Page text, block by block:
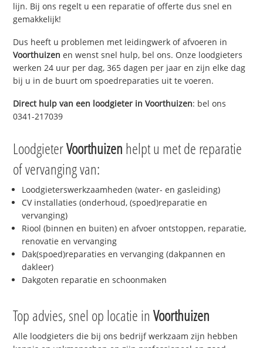
lijn. Bij ons regelt u een reparatie of offerte dus snel en
gemakkelijk!
Dus heeft u problemen met leidingwerk of afvoeren in
Voorthuizen en wenst snel hulp, bel ons. Onze loodgieters
werken 24 uur per dag, 365 dagen per jaar en zijn elke dag
bij u in de buurt om spoedreparaties uit te voeren.
Direct hulp van een loodgieter inVoorthuizen: bel ons
0341-217039
LoodgieterVoorthuizen helpt u met de reparatie
of vervanging van:
Loodgieterswerkzaamheden (water- en gasleiding)
CV installaties (onderhoud, (spoed)reparatie en
vervanging)
Riool (binnen en buiten) en afvoer ontstoppen, reparatie,
renovatie en vervanging
Dak(spoed)reparaties en vervanging (dakpannen en
dakleer)
Dakgoten reparatie en schoonmaken
Top advies, snel op locatie inVoorthuizen
Alle loodgieters die bij ons bedrijf werkzaam zijn hebben